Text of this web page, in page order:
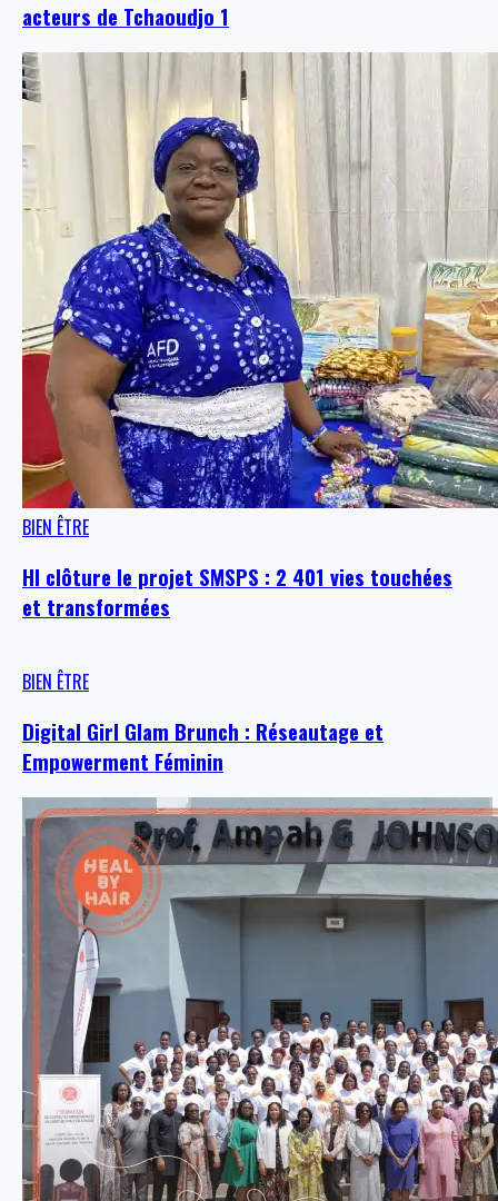
acteurs de Tchaoudjo 1
BIEN ÊTRE
HI clôture le projet SMSPS : 2 401 vies touchées
et transformées
BIEN ÊTRE
Digital Girl Glam Brunch : Réseautage et
Empowerment Féminin